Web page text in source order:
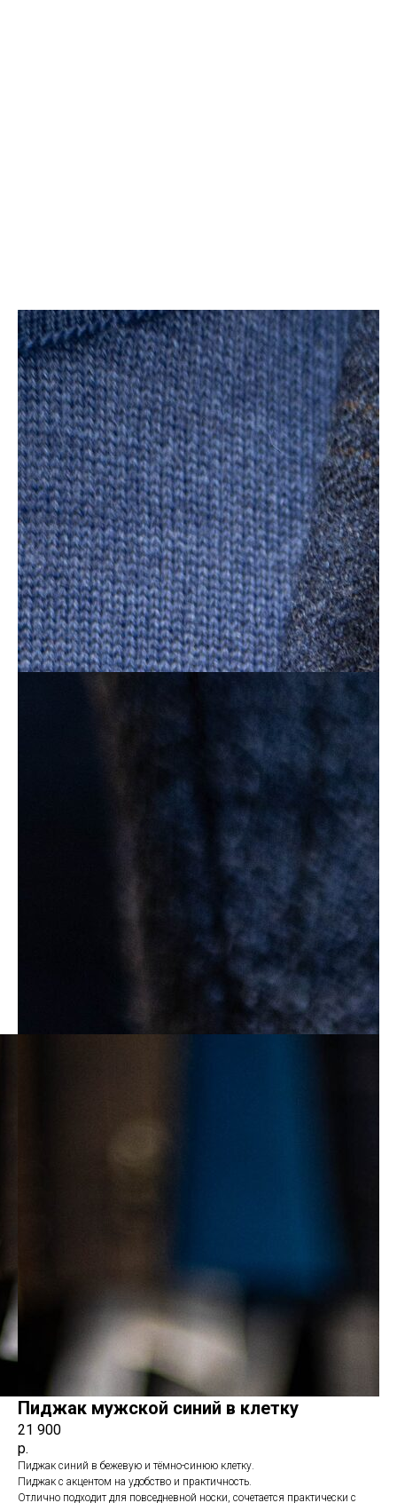
Пиджак мужской синий в клетку
21 900
р.
Пиджак синий в бежевую и тёмно-синюю клетку.
Пиджак с акцентом на удобство и практичность.
Отлично подходит для повседневной носки, сочетается практически с